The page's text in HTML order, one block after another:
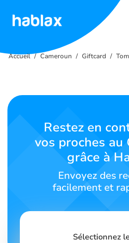
Tarifs
Contactez-
nous
Accueil Cameroun Giftcard
Restez en
vos proches au
grâce à
Envoyez des
facilement et
Sélectionnez